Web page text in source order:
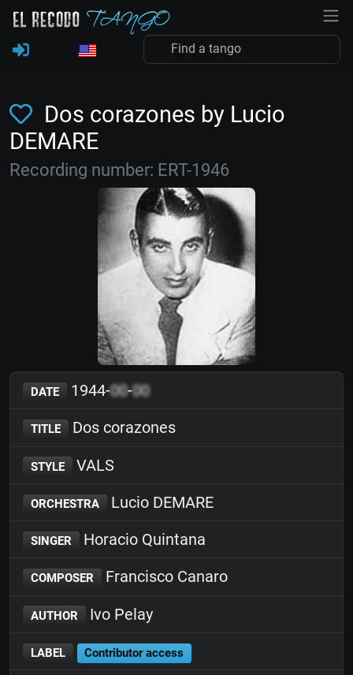
Dos corazones by Lucio
DEMARE
Recording number: ERT-1946
DATE 1944-00-00
TITLE Dos corazones
STYLE VALS
ORCHESTRA Lucio DEMARE
SINGER Horacio Quintana
COMPOSER Francisco Canaro
AUTHOR Ivo Pelay
LABEL Contributor access